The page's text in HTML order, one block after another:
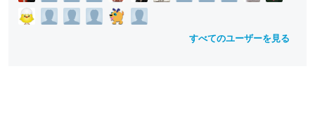
すべてのユーザーを見る